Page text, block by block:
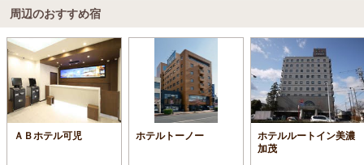
周辺のおすすめ宿
ＡＢホテル可児 ホテルトーノー
ホテルルートイン美濃
加茂